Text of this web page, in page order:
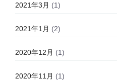
2021年3月 (1)
2021年1月 (2)
2020年12月 (1)
2020年11月 (1)